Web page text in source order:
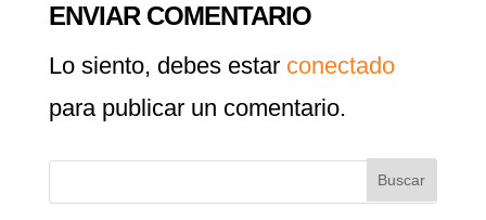
ENVIAR COMENTARIO
Lo siento, debes estar conectado
para publicar un comentario.